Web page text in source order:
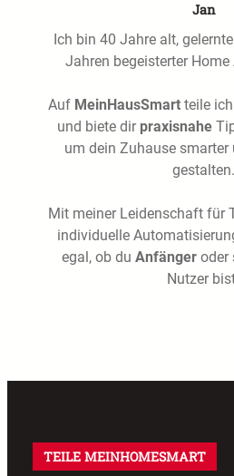
Jan
Ich bin 40 Jahre alt,
Jahren begeisterter
Auf MeinHausSmart teile
und biete dir praxisnahe
um dein Zuhause smarter
gestalten.
Mit meiner Leidenschaft für
individuelle
egal, ob du Anfängeroder
Nutzer
TEILE MEINHOMESMART